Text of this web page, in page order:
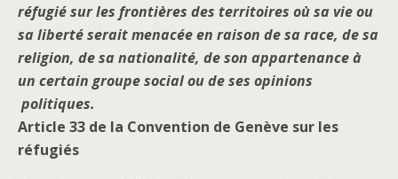
réfugié sur les frontières des territoires où sa vie ou
sa liberté serait menacée en raison de sa race, de sa
religion, de sa nationalité, de son appartenance à
un certain groupe social ou de ses opinions
politiques.
Article 33 de la Convention de Genève sur les
réfugiés